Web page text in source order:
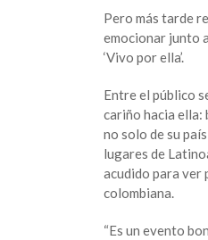
Pero más tarde
emocionar junto
‘Vivo por ella’.
Entre el público
cariño hacia ella:
no solo de su
lugares de
acudido para ver
colombiana.
“Es un evento